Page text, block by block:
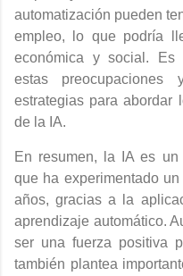
automatización pueden
empleo, lo que podría
económica y social. Es
estas
estrategias para abordar
de la IA.
En resumen, la IA es
que ha experimentado
años, gracias a la
aprendizaje automático.
ser una fuerza positiva
también plantea